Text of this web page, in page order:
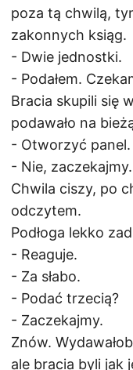
poza tą chwilą,
zakonnych ksiąg.
- Dwie jednostki.
- Podałem.
Bracia skupili się
podawało na
- Otworzyć panel.
- Nie, zaczekajmy.
Chwila ciszy, po
odczytem.
Podłoga lekko
- Reaguje.
- Za słabo.
- Podać trzecią?
- Zaczekajmy.
Znów.
ale bracia byli jak